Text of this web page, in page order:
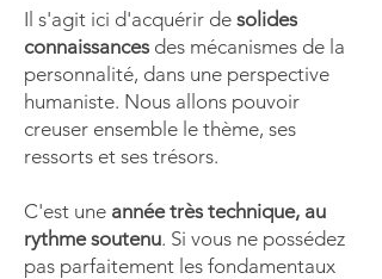
Il s'agit ici d'acquérir de solides
connaissances des mécanismes de la
personnalité, dans une perspective
humaniste. Nous allons pouvoir
creuser ensemble le thème, ses
ressorts et ses trésors.
C'est une année très technique, au
rythme soutenu. Si vous ne possédez
pas parfaitement les fondamentaux